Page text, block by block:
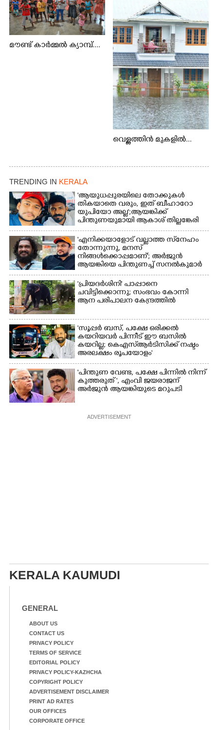
മൗണ്ട് കാർമ്മൽ ക്യാമ്പ്....
വെള്ളത്തിൻ മുകളിൽ...
TRENDING IN KERALA
'ആയുധപ്പുരയിലെ തോക്കുകൾ
തികയാതെ വരും, ഇത് ബീഹാറോ
യുപിയോ അല്ല';ആയങ്കിക്ക്
പിന്തുണയുമായി ആകാശ് തില്ലങ്കേരി
'എനിക്കയാളോട് വല്ലാത്ത സ്‌നേഹം
തോന്നുന്നു, മനസ്
നിങ്ങൾക്കൊപ്പമാണ്'; അർജുൻ
ആയങ്കിയെ പിന്തുണച്ച് സനൽകുമാർ
'പ്രിയദർശിനി' പാപ്പാനെ
ചവിട്ടിക്കൊന്നു; സംഭവം കോന്നി
ആന പരിപാലന കേന്ദ്രത്തിൽ
'സൂപ്പർ ബസ്, പക്ഷേ ഒരിക്കൽ
കയറിയവർ പിന്നീട് ഈ ബസിൽ
കയറില്ല; കെഎസ്ആർടിസിക്ക് നഷ്ടം
അരലക്ഷം രൂപയോളം'
"പിന്തുണ വേണ്ട,​ പക്ഷേ പിന്നിൽ നിന്ന്
കുത്തരുത് ", എംവി ജയരാജന്
അർജുൻ ആയങ്കിയുടെ മറുപടി
ADVERTISEMENT
KERALA KAUMUDI
GENERAL
ABOUT US
CONTACT US
PRIVACY POLICY
TERMS OF SERVICE
EDITORIAL POLICY
PRIVACY POLICY-KAZHCHA
COPYRIGHT POLICY
ADVERTISEMENT DISCLAIMER
PRINT AD RATES
OUR OFFICES
CORPORATE OFFICE